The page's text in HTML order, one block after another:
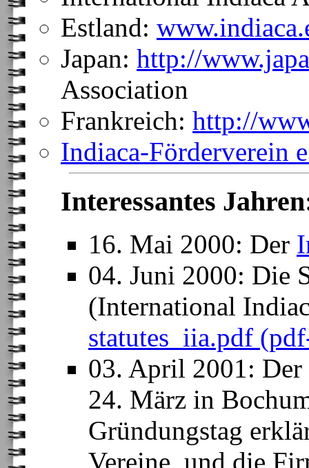
Estland:
Japan: http://
Association
Frankreich: http://
Indiaca-Förderverein
Interessantes
16. Mai 2000: Der
04. Juni 2000: Die
(International
statutes_iia.pdf
03. April 2001: Der
24. März in
Gründungstag
Vereine, und die